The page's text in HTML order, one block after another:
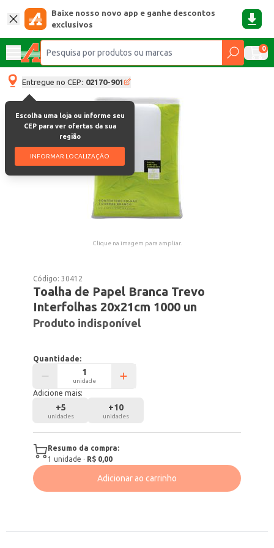
Baixe nosso novo app e ganhe descontos
exclusivos
0
Entregue no CEP: 02170-901
Escolha uma loja ou informe seu
CEP para ver ofertas da sua
região
INFORMAR LOCALIZAÇÃO
Clique na imagem para ampliar.
Código:30412
Toalha de Papel Branca Trevo
Interfolhas 20x21cm 1000 un
Produto indisponível
Quantidade:
unidade
Adicione mais:
+5
unidades
+10
unidades
Resumo da compra:
1 unidade · R$ 0,00
Adicionar ao carrinho